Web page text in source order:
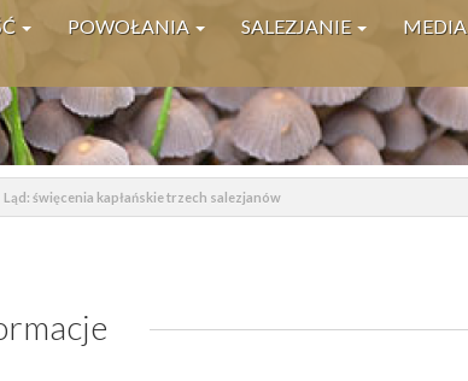
POWOŁANIA SALEZJANIE MEDIA
Ląd: święcenia kapłańskie trzech salezjanów